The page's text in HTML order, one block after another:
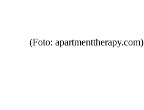
(Foto: apartmenttherapy.com)